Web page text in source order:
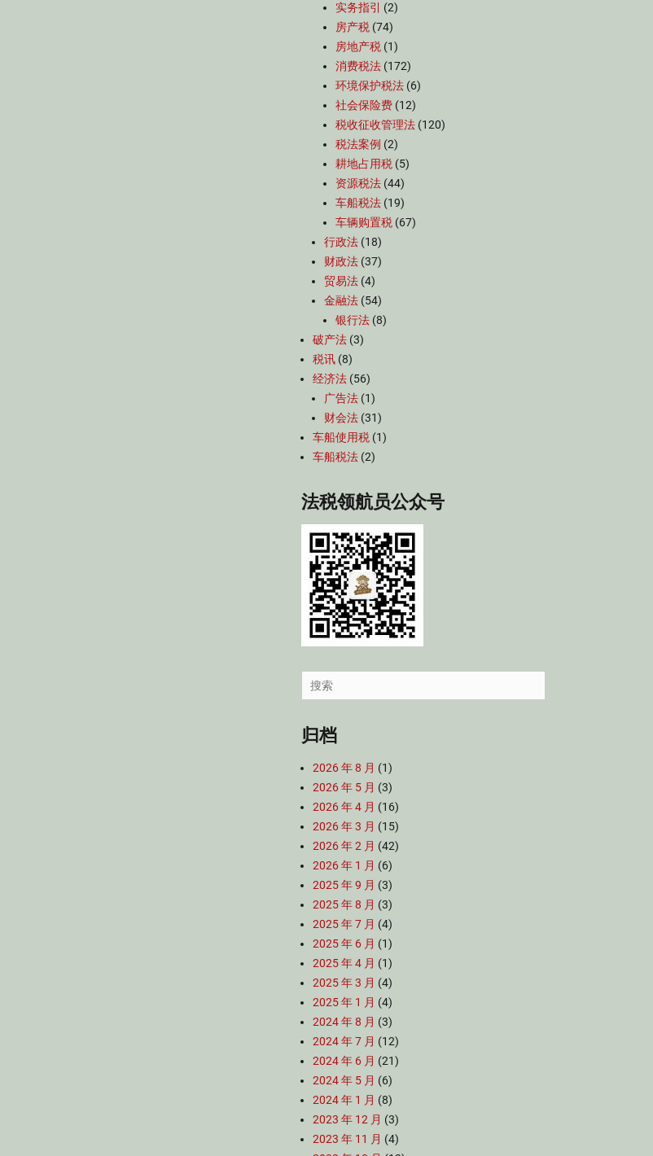
实务指引
(2)
房产税 (74)
房地产税 (1)
消费税法 (172)
环境保护税法 (6)
社会保险费 (12)
税收征收管理法 (120)
税法案例 (2)
耕地占用税 (5)
资源税法 (44)
车船税法 (19)
车辆购置税 (67)
行政法 (18)
财政法 (37)
贸易法 (4)
金融法 (54)
银行法 (8)
破产法 (3)
税讯 (8)
经济法 (56)
广告法 (1)
财会法 (31)
车船使用税 (1)
车船税法 (2)
法税领航员公众号
Search
for:
归档
2026 年 8 月 (1)
2026 年 5 月 (3)
2026 年 4 月 (16)
2026 年 3 月 (15)
2026 年 2 月 (42)
2026 年 1 月 (6)
2025 年 9 月 (3)
2025 年 8 月 (3)
2025 年 7 月 (4)
2025 年 6 月 (1)
2025 年 4 月 (1)
2025 年 3 月 (4)
2025 年 1 月 (4)
2024 年 8 月 (3)
2024 年 7 月 (12)
2024 年 6 月 (21)
2024 年 5 月 (6)
2024 年 1 月 (8)
2023 年 12 月 (3)
2023 年 11 月 (4)